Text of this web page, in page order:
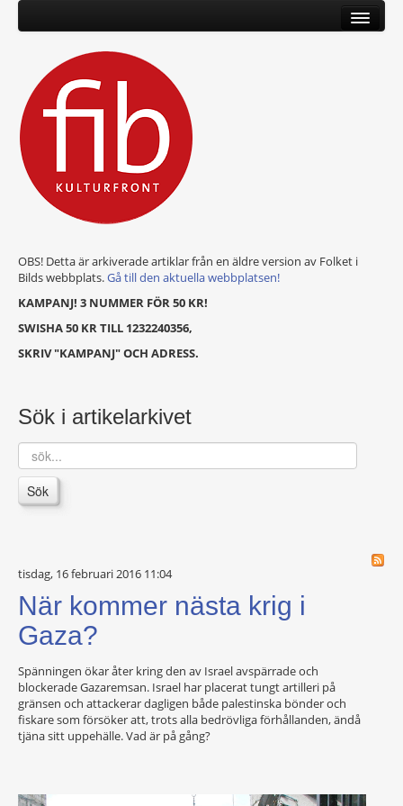
OBS! Detta är arkiverade artiklar från en äldre version av Folket i
Bilds webbplats.Gå till den aktuella webbplatsen!
KAMPANJ! 3 NUMMER FÖR 50 KR!
SWISHA 50 KR TILL 1232240356,
SKRIV "KAMPANJ" OCH ADRESS.
Sök i artikelarkivet
sök...
Sök
tisdag, 16 februari 2016 11:04
När kommer nästa krig i
Gaza?
Spänningen ökar åter kring den av Israel avspärrade och
blockerade Gazaremsan. Israel har placerat tungt artilleri på
gränsen och attackerar dagligen både palestinska bönder och
fiskare som försöker att, trots alla bedrövliga förhållanden, ändå
tjäna sitt uppehälle. Vad är på gång?